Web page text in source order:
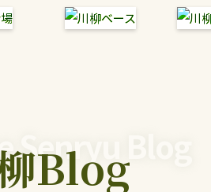
Senryu Blog
Blog